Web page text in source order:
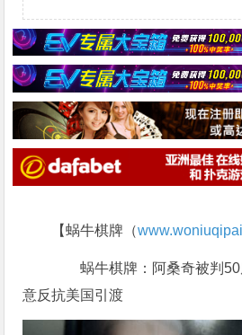
【蜗牛棋牌（
蜗牛棋牌：阿桑奇被判50
意反抗美国引渡